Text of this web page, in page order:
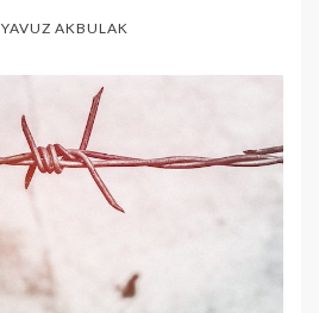
YAVUZ AKBULAK